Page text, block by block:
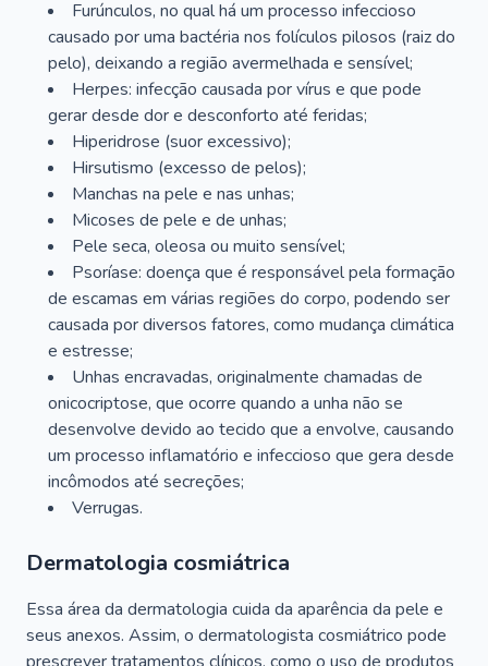
Furúnculos, no qual há um processo infeccioso
causado por uma bactéria nos folículos pilosos (raiz do
pelo), deixando a região avermelhada e sensível;
Herpes: infecção causada por vírus e que pode
gerar desde dor e desconforto até feridas;
Hiperidrose (suor excessivo);
Hirsutismo (excesso de pelos);
Manchas na pele e nas unhas;
Micoses de pele e de unhas;
Pele seca, oleosa ou muito sensível;
Psoríase: doença que é responsável pela formação
de escamas em várias regiões do corpo, podendo ser
causada por diversos fatores, como mudança climática
e estresse;
Unhas encravadas, originalmente chamadas de
onicocriptose, que ocorre quando a unha não se
desenvolve devido ao tecido que a envolve, causando
um processo inflamatório e infeccioso que gera desde
incômodos até secreções;
Verrugas.
Dermatologia cosmiátrica
Essa área da dermatologia cuida da aparência da pele e
seus anexos. Assim, o dermatologista cosmiátrico pode